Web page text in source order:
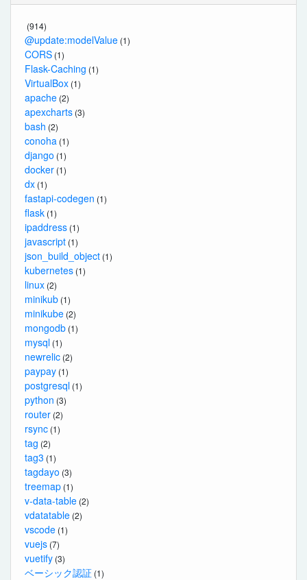
(914)
@update:modelValue (1)
CORS (1)
Flask-Caching (1)
VirtualBox (1)
apache (2)
apexcharts (3)
bash (2)
conoha (1)
django (1)
docker (1)
dx (1)
fastapi-codegen (1)
flask (1)
ipaddress (1)
javascript (1)
json_build_object (1)
kubernetes (1)
linux (2)
minikub (1)
minikube (2)
mongodb (1)
mysql (1)
newrelic (2)
paypay (1)
postgresql (1)
python (3)
router (2)
rsync (1)
tag (2)
tag3 (1)
tagdayo (3)
treemap (1)
v-data-table (2)
vdatatable (2)
vscode (1)
vuejs (7)
vuetify (3)
ベーシック認証 (1)